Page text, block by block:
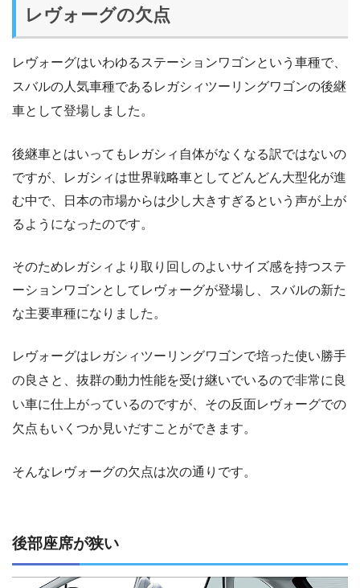
レヴォーグの欠点
レヴォーグはいわゆるステーションワゴンという車種で、
スバルの人気車種であるレガシィツーリングワゴンの後継
車として登場しました。
後継車とはいってもレガシィ自体がなくなる訳ではないの
ですが、レガシィは世界戦略車としてどんどん大型化が進
む中で、日本の市場からは少し大きすぎるという声が上が
るようになったのです。
そのためレガシィより取り回しのよいサイズ感を持つステ
ーションワゴンとしてレヴォーグが登場し、スバルの新た
な主要車種になりました。
レヴォーグはレガシィツーリングワゴンで培った使い勝手
の良さと、抜群の動力性能を受け継いでいるので非常に良
い車に仕上がっているのですが、その反面レヴォーグでの
欠点もいくつか見いだすことができます。
そんなレヴォーグの欠点は次の通りです。
後部座席が狭い